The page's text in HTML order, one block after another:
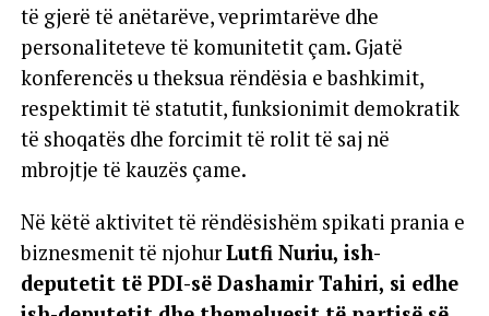
të gjerë të anëtarëve, veprimtarëve dhe
personaliteteve të komunitetit çam. Gjatë
konferencës u theksua rëndësia e bashkimit,
respektimit të statutit, funksionimit demokratik
të shoqatës dhe forcimit të rolit të saj në
mbrojtje të kauzës çame.
Në këtë aktivitet të rëndësishëm spikati prania e
biznesmenit të njohurLutfi Nuriu, ish-
deputetit të PDI-së Dashamir Tahiri, si edhe